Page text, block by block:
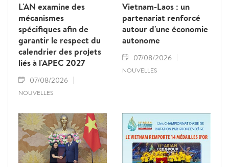
L'AN examine des
mécanismes
spécifiques afin de
garantir le respect du
calendrier des projets
liés à l'APEC 2027
07/08/2026
NOUVELLES
Vietnam-Laos : un
partenariat renforcé
autour d'une économie
autonome
07/08/2026
NOUVELLES